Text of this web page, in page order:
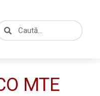
CautăCaută
MTE